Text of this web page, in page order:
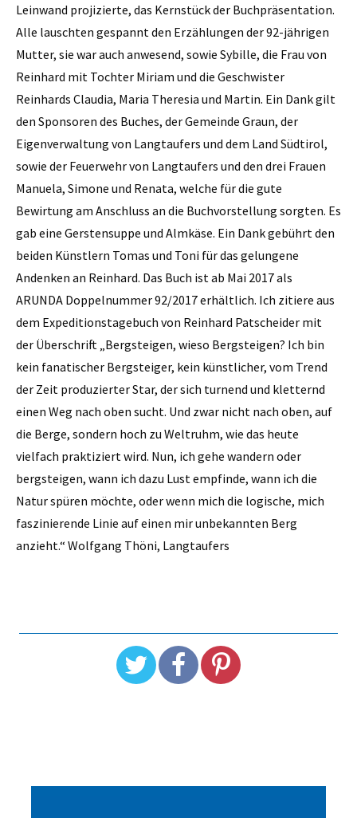
Leinwand projizierte, das Kernstück der Buchpräsentation.
Alle lauschten gespannt den Erzählungen der 92-jährigen
Mutter, sie war auch anwesend, sowie Sybille, die Frau von
Reinhard mit Tochter ­Miriam und die Geschwister
Reinhards Claudia, Maria Theresia und Martin. Ein Dank gilt
den Sponsoren des Buches, der Gemeinde Graun, der
Eigenverwaltung von Langtaufers und dem Land Südtirol,
sowie der Feuerwehr von Langtaufers und den drei Frauen
Manuela, Simone und Renata, welche für die gute
Bewirtung am Anschluss an die Buchvorstellung sorgten. Es
gab eine Gerstensuppe und Almkäse. Ein Dank gebührt den
beiden Künstlern Tomas und Toni für das gelungene
Andenken an Reinhard. Das Buch ist ab Mai 2017 als
ARUNDA Doppelnummer 92/2017 erhältlich. Ich zitiere aus
dem Expeditionstagebuch von Reinhard Patscheider mit
der Überschrift „Bergsteigen, wieso Bergsteigen? Ich bin
kein fanatischer Bergsteiger, kein künstlicher, vom Trend
der Zeit produzierter Star, der sich turnend und kletternd
einen Weg nach oben sucht. Und zwar nicht nach oben, auf
die Berge, sondern hoch zu Weltruhm, wie das heute
vielfach praktiziert wird. Nun, ich gehe wandern oder
bergsteigen, wann ich dazu Lust empfinde, wann ich die
Natur spüren möchte, oder wenn mich die logische, mich
faszinierende Linie auf einen mir unbekannten Berg
anzieht.“ Wolfgang Thöni, Langtaufers